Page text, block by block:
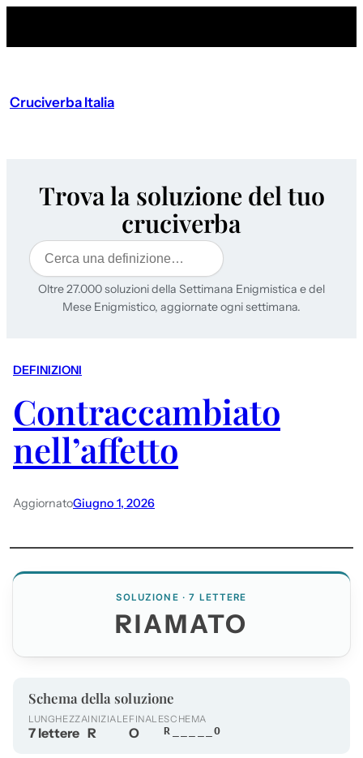
Cruciverba Italia
Trova la soluzione del tuo
cruciverba
Cerca
Oltre 27.000 soluzioni della Settimana Enigmistica e del
Mese Enigmistico, aggiornate ogni settimana.
DEFINIZIONI
Contraccambiato
nell’affetto
AggiornatoGiugno 1, 2026
SOLUZIONE · 7 LETTERE
RIAMATO
Schema della soluzione
LUNGHEZZA
7 lettere
INIZIALE
R
FINALE
O
SCHEMA
R_____O